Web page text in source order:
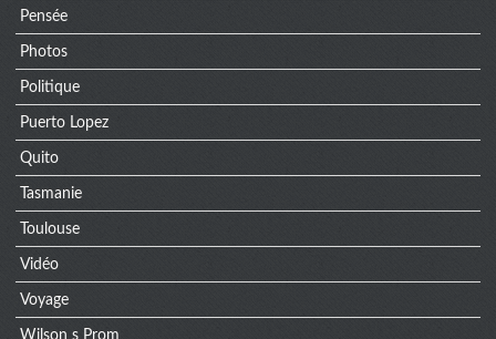
Pensée
Photos
Politique
Puerto Lopez
Quito
Tasmanie
Toulouse
Vidéo
Voyage
Wilson s Prom